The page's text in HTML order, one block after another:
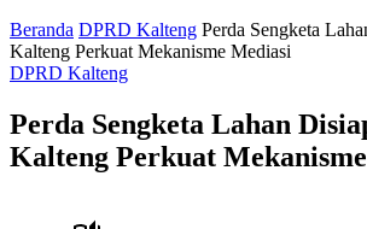
Beranda DPRD Kalteng Perda Sengketa
Kalteng Perkuat Mekanisme Mediasi
DPRD Kalteng
Perda Sengketa Lahan
Kalteng Perkuat